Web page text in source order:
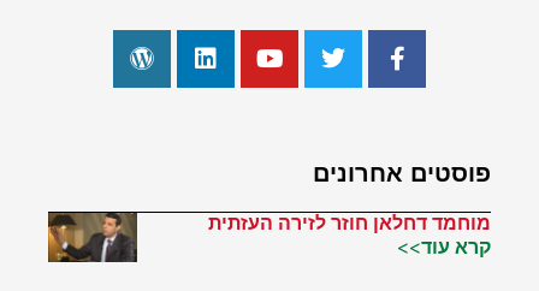
פוסטים אחרונים
מוחמד דחלאן חוזר לזירה העזתית
קרא עוד>>